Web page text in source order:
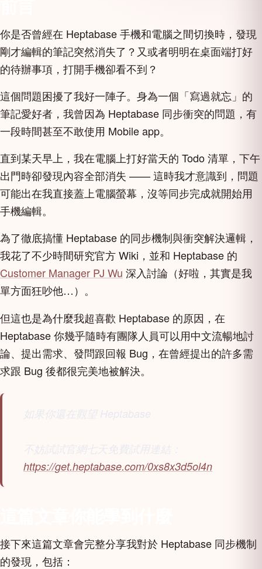
你是否曾經在 Heptabase 手機和電腦之間切換時，發現
剛才編輯的筆記突然消失了？又或者明明在桌面端打好
的待辦事項，打開手機卻看不到？
這個問題困擾了我好一陣子。身為一個「寫過就忘」的
筆記愛好者，我曾因為 Heptabase 同步衝突的問題，有
一段時間甚至不敢使用 Mobile app。
直到某天早上，我在電腦上打好當天的 Todo 清單，下午
出門時卻發現內容全部消失 —— 這時我才意識到，問題
可能出在我直接蓋上電腦螢幕，沒等同步完成就開始用
手機編輯。
為了徹底搞懂 Heptabase 的同步機制與衝突解決邏輯，
我花了不少時間研究官方 Wiki，並和 Heptabase 的
Customer Manager PJ Wu 深入討論（好啦，其實是我
單方面狂吵他…）。
但這也是為什麼我超喜歡 Heptabase 的原因，在
Heptabase 你幾乎隨時有團隊人員可以用中文流暢地討
論、提出需求、發問跟回報 Bug，在曾經提出的許多需
求跟 Bug 後都很完美地被解決。
如果你還在觀望 Heptabase
不妨試試官網七天免費試用連結：
https://get.heptabase.com/0xs8x3d5ol4n
接下來這篇文章會完整分享我對於 Heptabase 同步機制
的發現，包括：